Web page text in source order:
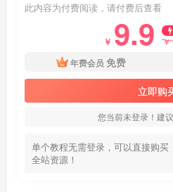
此内容为付费阅读，请付费后查看
￥ 9.9 ￥
年费会员 免费
立即购
您当前未登录！建
单个教程无需登录，可以直接购
全站资源！